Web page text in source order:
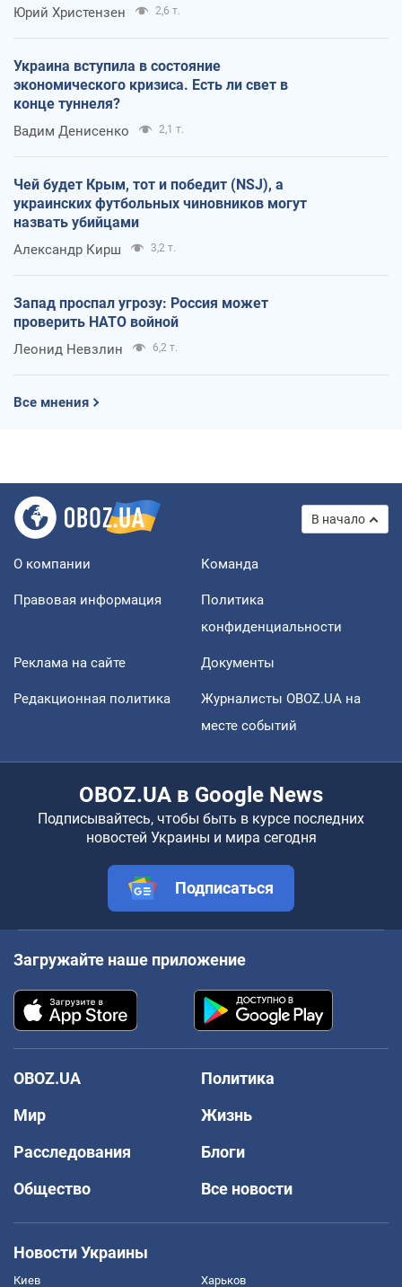
Юрий Христензен 2,6 т.
Украина вступила в состояние
экономического кризиса. Есть ли свет в
конце туннеля?
Вадим Денисенко 2,1 т.
Чей будет Крым, тот и победит (NSJ), а
украинских футбольных чиновников могут
назвать убийцами
Александр Кирш 3,2 т.
Запад проспал угрозу: Россия может
проверить НАТО войной
Леонид Невзлин 6,2 т.
Все мнения
В начало
О компании Команда
Правовая информация
Политика
конфиденциальности
Реклама на сайте Документы
Редакционная политика
Журналисты OBOZ.UA на
месте событий
OBOZ.UA в Google News
Подписывайтесь, чтобы быть в курсе последних
новостей Украины и мира сегодня
Подписаться
Загружайте наше приложение
OBOZ.UA
Политика
Мир
Жизнь
Расследования
Блоги
Общество
Все новости
Новости Украины
Киев Харьков